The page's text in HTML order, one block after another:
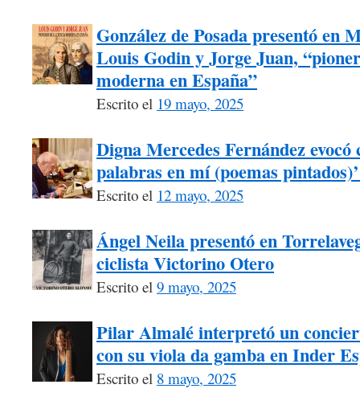
González de Posada presentó en
Louis Godin y Jorge Juan,
moderna en España”
Escrito el 19 mayo, 2025
Digna Mercedes Fernández evocó
palabras en mí (poemas
Escrito el 12 mayo, 2025
Ángel Neila presentó en
ciclista Victorino Otero
Escrito el 9 mayo, 2025
Pilar Almalé interpretó un
con su viola da gamba en Inder
Escrito el 8 mayo, 2025